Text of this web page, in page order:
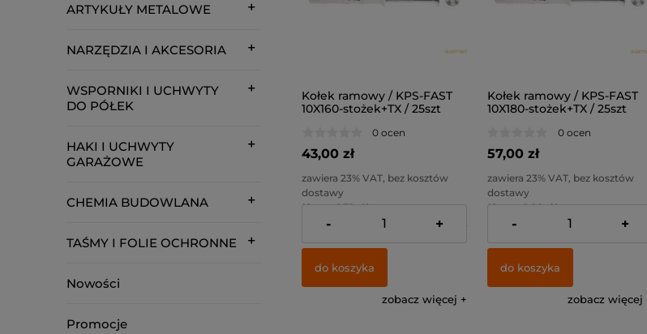
ARTYKUŁY METALOWE
NARZĘDZIA I AKCESORIA
WSPORNIKI I UCHWYTY
DO PÓŁEK
HAKI I UCHWYTY
GARAŻOWE
CHEMIA BUDOWLANA
TAŚMY I FOLIE OCHRONNE
Nowości
Promocje
Kołek ramowy / KPS-FAST
10X160-stożek+TX / 25szt
0 ocen
43,00 zł
zawiera 23% VAT, bez kosztów
dostawy
( 1 szt = 1,72 zł )
Cena netto:
34,96 zł
- +
do koszyka
zobacz więcej
Kołek ramowy / KPS-FAST
10X180-stożek+TX / 25szt
0 ocen
57,00 zł
zawiera 23% VAT, bez kosztów
dostawy
( 1 szt = 2,28 zł )
Cena netto:
46,34 zł
- +
do koszyka
zobacz więcej